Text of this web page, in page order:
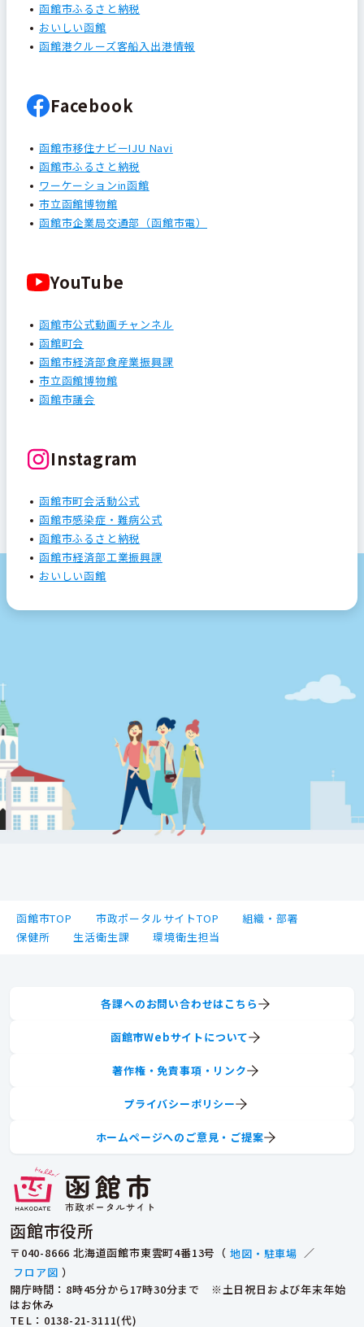
函館市ふるさと納税
おいしい函館
函館港クルーズ客船入出港情報
Facebook
函館市移住ナビーIJU Navi
函館市ふるさと納税
ワーケーションin函館
市立函館博物館
函館市企業局交通部（函館市電）
YouTube
函館市公式動画チャンネル
函館町会
函館市経済部食産業振興課
市立函館博物館
函館市議会
Instagram
函館市町会活動公式
函館市感染症・難病公式
函館市ふるさと納税
函館市経済部工業振興課
おいしい函館
函館市TOP 市政ポータルサイトTOP
組織・部署
保健所
生活衛生課 環境衛生担当
函館市役所
〒040-8666 北海道函館市東雲町4番13号（ 地図・駐車場 ／
フロア図 ）
開庁時間：8時45分から17時30分まで ※土日祝日および年末年始
はお休み
TEL ：0138-21-3111(代)
各課へのお問い合わせはこちら
函館市Webサイトについて
著作権・免責事項・リンク
プライバシーポリシー
ホームページへのご意見・ご提案